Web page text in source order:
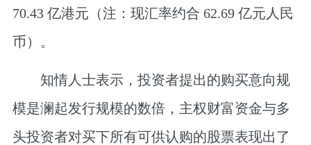
70.43 亿港元 （注：现汇率约合 62.69 亿元人民
币）。
知情人士表示，投资者提出的购买意向规
模是澜起发行规模的数倍，主权财富资金与多
头投资者对买下所有可供认购的股票表现出了